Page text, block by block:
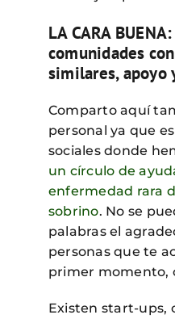
LA CARA
comunidades
similares, apoyo
Comparto aquí
personal ya que
sociales donde
un círculo de
enfermedad rara
sobrino. No se
palabras el
personas que te
primer momento,
Existen start-ups,